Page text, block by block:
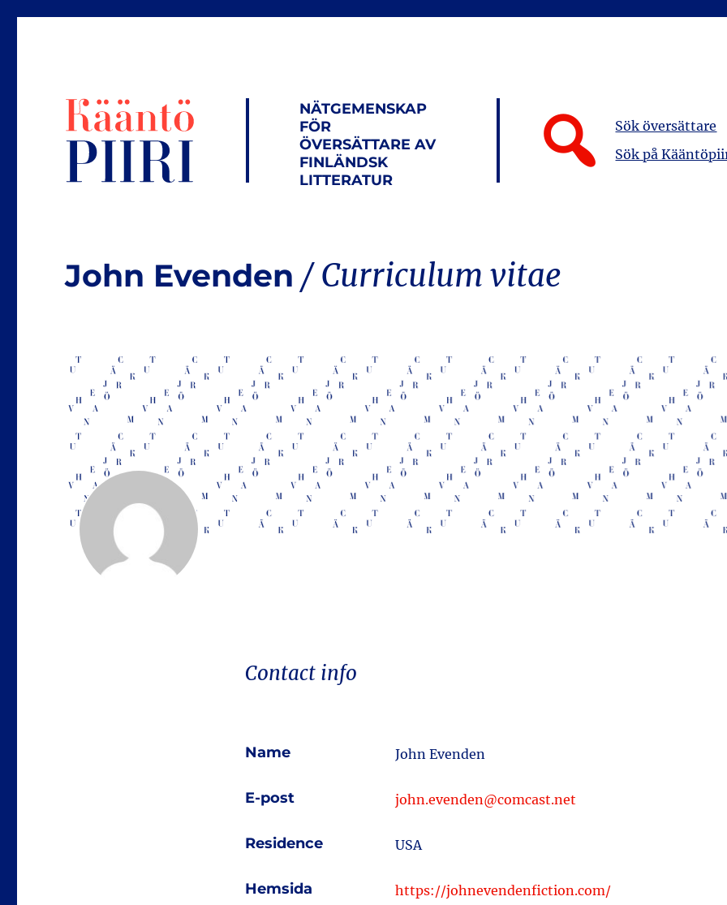
NÄTGEMENSKAP
FÖR
ÖVERSÄTTARE AV
FINLÄNDSK
LITTERATUR
Sök översättare
Sök på
John Evenden
Contact info
Name John Evenden
E-post john.evenden@comcast.net
Residence USA
Hemsida https://johnevendenfiction.com/